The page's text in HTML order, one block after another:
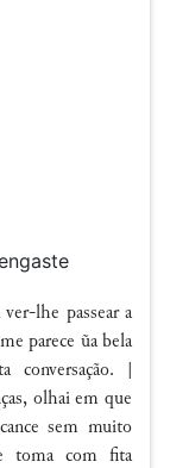
lhe passear a
parece ũa bela
conversação. |
olhai em que
sem muito
toma com fita